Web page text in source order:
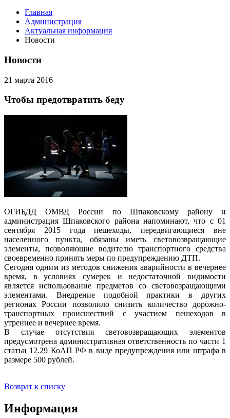
Главная
Администрация
Актуальная информация
Новости
Новости
21 марта 2016
Чтобы предотвратить беду
ОГИБДД ОМВД России по Шпаковскому району и
администрация Шпаковского района напоминают, что с 01
сентября 2015 года пешеходы, передвигающиеся вне
населенного пункта, обязаны иметь световозвращающие
элементы, позволяющие водителю транспортного средства
своевременно принять меры по предупреждению ДТП.
Сегодня одним из методов снижения аварийности в вечернее
время, в условиях сумерек и недостаточной видимости
является использование предметов со световозращающими
элементами. Внедрение подобной практики в других
регионах России позволило снизить количество дорожно-
транспортных происшествий с участием пешеходов в
утреннее и вечернее время.
В случае отсутствия световозвращающих элементов
предусмотрена административная ответственность по части 1
статьи 12.29 КоАП РФ в виде предупреждения или штрафа в
размере 500 рублей.
Возврат к списку
Информация